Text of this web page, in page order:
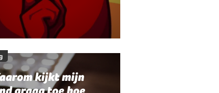
kijkt mijn